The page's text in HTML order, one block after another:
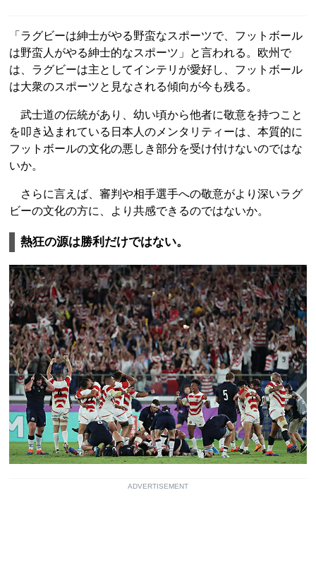
「ラグビーは紳士がやる野蛮なスポーツで、フットボール
は野蛮人がやる紳士的なスポーツ」と言われる。欧州で
は、ラグビーは主としてインテリが愛好し、フットボール
は大衆のスポーツと見なされる傾向が今も残る。
武士道の伝統があり、幼い頃から他者に敬意を持つこと
を叩き込まれている日本人のメンタリティーは、本質的に
フットボールの文化の悪しき部分を受け付けないのではな
いか。
さらに言えば、審判や相手選手への敬意がより深いラグ
ビーの文化の方に、より共感できるのではないか。
熱狂の源は勝利だけではない。
ADVERTISEMENT